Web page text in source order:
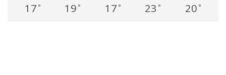
17 ° 19 ° 17 ° 23 ° 20 °